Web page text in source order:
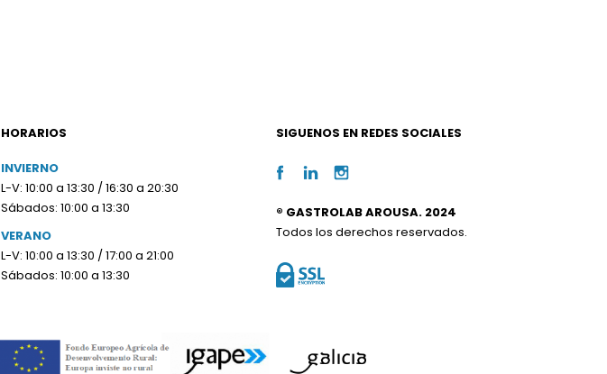
HORARIOS
INVIERNO
L-V: 10:00 a 13:30 / 16:30 a 20:30
Sábados: 10:00 a 13:30
VERANO
L-V: 10:00 a 13:30 / 17:00 a 21:00
Sábados: 10:00 a 13:30
SIGUENOS EN REDES SOCIALES
® GASTROLAB AROUSA. 2024
Todos los derechos reservados.